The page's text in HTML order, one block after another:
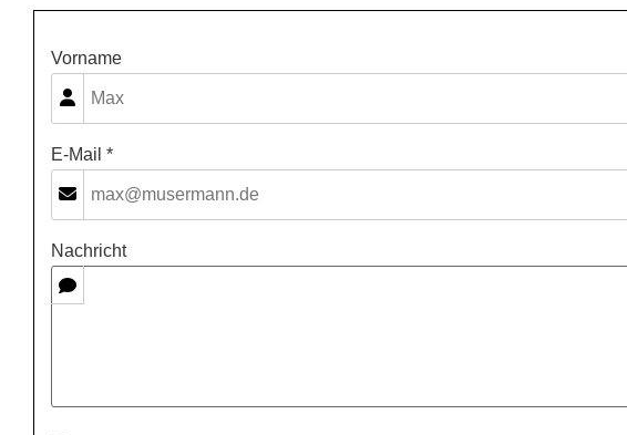
Vorname
E-Mail *
Nachricht